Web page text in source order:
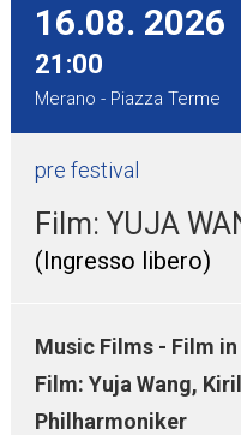
16.08. 2026
21:00
Merano - Piazza Terme
pre festival
Film: YUJA
(Ingresso libero)
Music Films - Film
Film: Yuja Wang,
Philharmoniker